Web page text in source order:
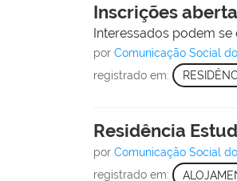
Inscrições
Interessados podem
porComunicação Social
registrado em:
Residência
porComunicação Social
registrado em: